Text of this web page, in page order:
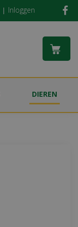
Inloggen
DIEREN